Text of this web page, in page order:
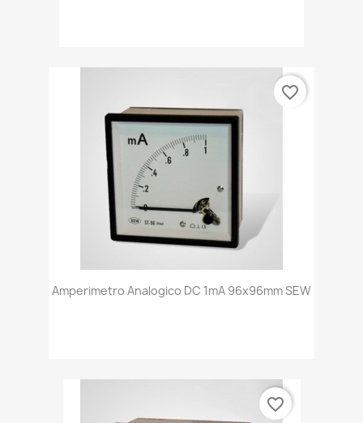
Amperimetro Analogico DC 1mA 96x96mm SEW
favorite_border
favorite_border